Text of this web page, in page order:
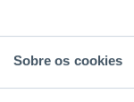
Sobre os cookies